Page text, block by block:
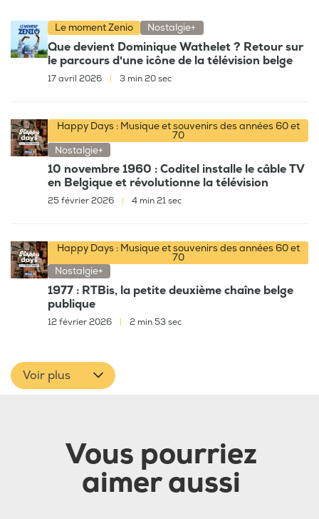
Le moment Zenio Nostalgie+
Que devient Dominique Wathelet ? Retour sur
le parcours d'une icône de la télévision belge
17 avril 2026 3 min 20 sec
Happy Days : Musique et souvenirs des années 60 et
70
Nostalgie+
10 novembre 1960 : Coditel installe le câble TV
en Belgique et révolutionne la télévision
25 février 2026 | 4 min 21 sec
Happy Days : Musique et souvenirs des années 60 et
70
Nostalgie+
1977 : RTBis, la petite deuxième chaîne belge
publique
12 février 2026 2 min 53 sec
Voir plus
Vous pourriez
aimer aussi